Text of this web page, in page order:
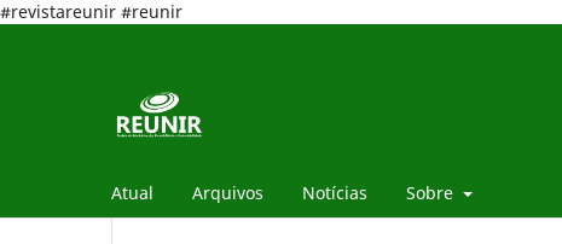
#revistareunir #reunir
Atual Arquivos Notícias Sobre